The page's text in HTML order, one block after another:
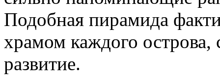
Подобная пирамида
храмом каждого острова,
развитие.